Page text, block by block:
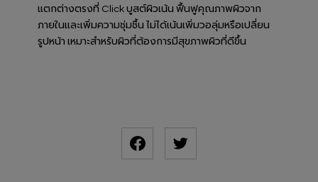
แตกต่างตรงที่ Click บูสต์ผิวเน้น ฟื้นฟูคุณภาพผิวจาก
ภายในและเพิ่มความชุ่มชื้น ไม่ได้เน้นเพิ่มวอลุ่มหรือเปลี่ยน
รูปหน้า เหมาะสำหรับผิวที่ต้องการมีสุขภาพผิวที่ดีขึ้น